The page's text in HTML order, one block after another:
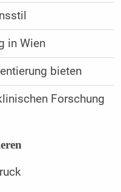
in Wien
bieten
Forschung